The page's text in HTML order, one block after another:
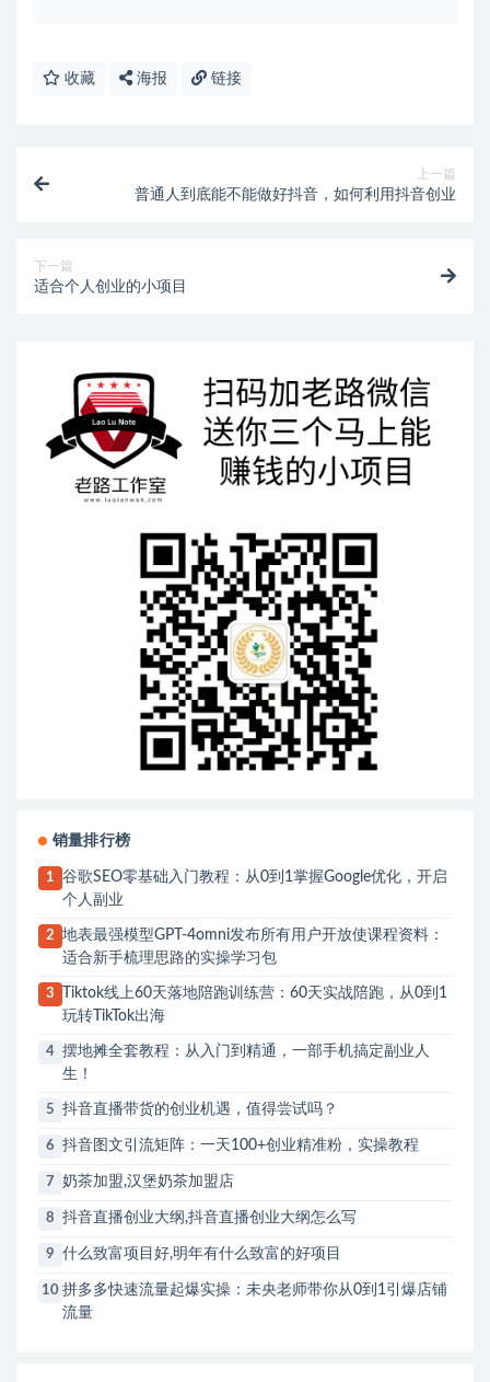
收藏 海报 链接
上一篇
普通人到底能不能做好抖音，如何利用抖音创业
下一篇
适合个人创业的小项目
销量排行榜
1
谷歌SEO零基础入门教程：从0到1掌握Google优化，开启
个人副业
2
地表最强模型GPT-4omni发布所有用户开放使课程资料：
适合新手梳理思路的实操学习包
3
Tiktok线上60天落地陪跑训练营：60天实战陪跑，从0到1
玩转TikTok出海
4 摆地摊全套教程：从入门到精通，一部手机搞定副业人
生！
5 抖音直播带货的创业机遇，值得尝试吗？
6 抖音图文引流矩阵：一天100+创业精准粉，实操教程
7 奶茶加盟,汉堡奶茶加盟店
8 抖音直播创业大纲,抖音直播创业大纲怎么写
9 什么致富项目好,明年有什么致富的好项目
10 拼多多快速流量起爆实操：未央老师带你从0到1引爆店铺
流量